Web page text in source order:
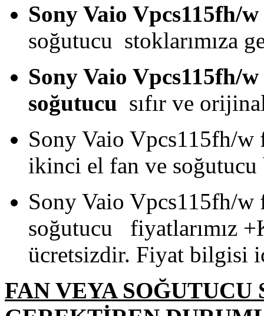
Sony Vaio Vpcs115fh/
soğutucu stoklarımıza
Sony Vaio Vpcs115fh/
soğutucu sıfır ve
Sony Vaio Vpcs115fh/
ikinci el fan ve soğutucu
Sony Vaio Vpcs115fh/
soğutucu fiyatlarımız
ücretsizdir. Fiyat bilgisi
FAN VEYA